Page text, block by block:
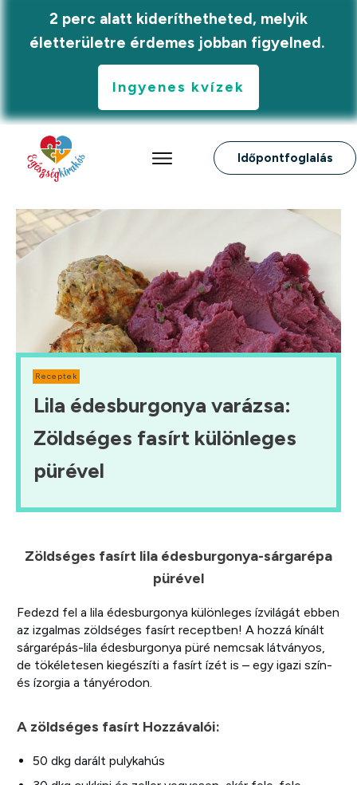
2 perc alatt kideríthetheted, melyik
életterületre érdemes jobban figyelned.
Ingyenes kvízek
Időpontfoglalás
Receptek
Lila édesburgonya varázsa:
Zöldséges fasírt különleges
pürével
Zöldséges fasírt lila édesburgonya-sárgarépa
pürével
Fedezd fel a lila édesburgonya különleges ízvilágát ebben
az izgalmas zöldséges fasírt receptben! A hozzá kínált
sárgarépás-lila édesburgonya püré nemcsak látványos,
de tökéletesen kiegészíti a fasírt ízét is – egy igazi szín-
és ízorgia a tányérodon.
A zöldséges fasírt Hozzávalói:
50 dkg darált pulykahús